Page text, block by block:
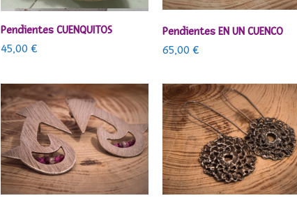
AÑADIR AL CARRITO
Pendientes CUENQUITOS
45,00€
AÑADIR AL CARRITO
Pendientes EN UN CUENCO
65,00€